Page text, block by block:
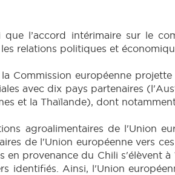
l’accord intérimaire sur le
relations politiques et
Commission européenne projette
avec dix pays partenaires
et la Thaïlande), dont
agroalimentaires de l'Union
de l'Union européenne vers
provenance du Chili s'élèvent à
identifiés. Ainsi, l'Union